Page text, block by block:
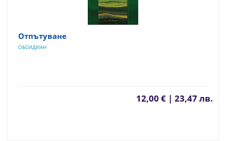
Отпътуване
ОБСИДИАН
12,00 € | 23,47 лв.